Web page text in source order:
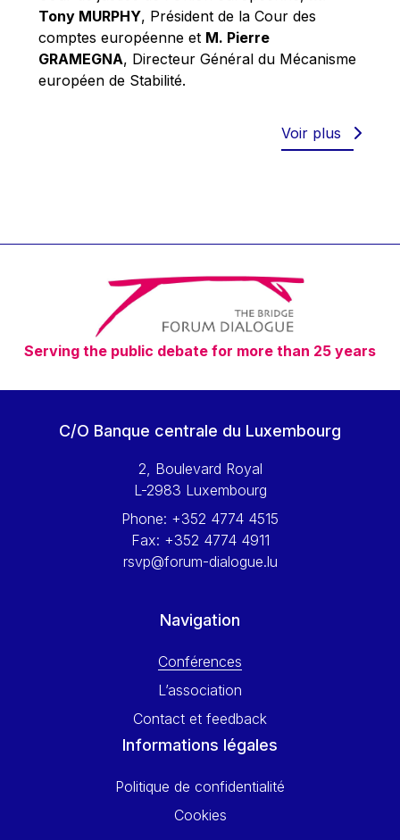
Richard Pelly
Robert Goebbels
Robert REYNDERS
Timothy Radcliffe
Vaclav Klaus
Vassilios Skouris
Vítor Manuel da Silva Caldeira
Viviane Reding
Walter Hagg
Wolfgang Ketterle
Yossi Beillin
Yves FRANCHET
Tony MURPHY, Président de la Cour des
comptes européenne et M. Pierre
GRAMEGNA, Directeur Général du Mécanisme
européen de Stabilité.
Voir plus
Serving the public debate for more than 25 years
C/O Banque centrale du Luxembourg
2, Boulevard Royal
L-2983 Luxembourg
Phone: +352 4774 4515
Fax: +352 4774 4911
rsvp@forum-dialogue.lu
Navigation
Conférences
L’association
Contact et feedback
Informations légales
Politique de confidentialité
Cookies